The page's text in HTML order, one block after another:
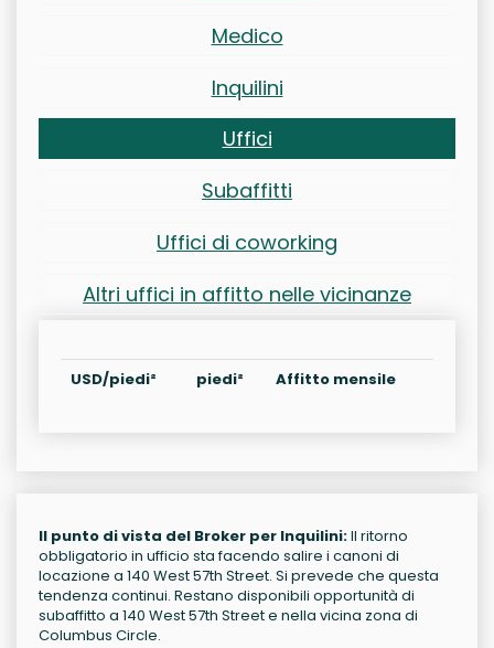
Medico
Inquilini
Uffici
Subaffitti
Uffici di coworking
Altri uffici in affitto nelle vicinanze
USD/piedi² piedi² Affitto mensile
Il punto di vista del Broker per Inquilini:Il ritorno
obbligatorio in ufficio sta facendo salire i canoni di
locazione a 140 West 57th Street. Si prevede che questa
tendenza continui. Restano disponibili opportunità di
subaffitto a 140 West 57th Street e nella vicina zona di
Columbus Circle.